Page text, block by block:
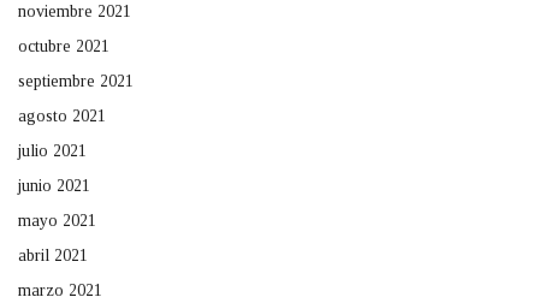
noviembre 2021
octubre 2021
septiembre 2021
agosto 2021
julio 2021
junio 2021
mayo 2021
abril 2021
marzo 2021